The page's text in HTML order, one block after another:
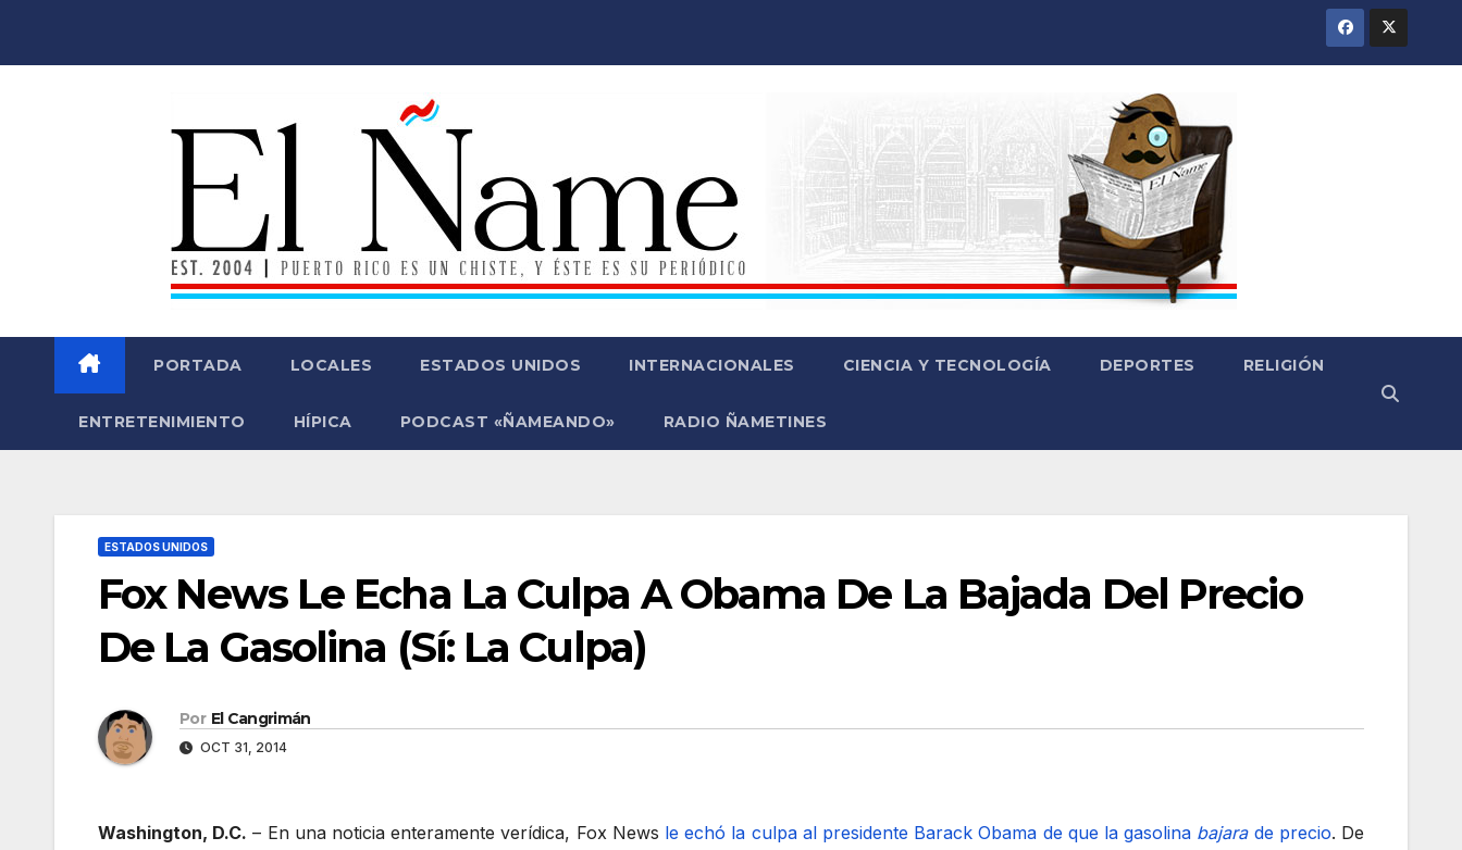
PORTADA LOCALES ESTADOS UNIDOS INTERNACIONALES CIENCIA Y TECNOLOGÍA DEPORTES RELIGIÓN
ENTRETENIMIENTO HÍPICA PODCAST «ÑAMEANDO» RADIO ÑAMETINES
ESTADOS UNIDOS
Fox News Le Echa La Culpa A Obama De La Bajada Del Precio
De La Gasolina (Sí: La Culpa)
Por El Cangrimán
OCT 31, 2014
Washington, D.C. – En una noticia enteramente verídica, Fox News le echó la culpa al presidente Barack Obama de que la gasolina bajarade precio. De